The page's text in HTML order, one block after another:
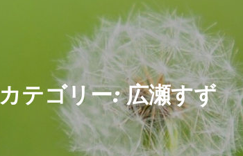
カテゴリー:広瀬すず